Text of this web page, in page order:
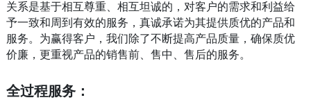
新闻动态
售后服务
关系是基于相互尊重、相互坦诚的，对客户的需求和利益给
予一致和周到有效的服务，真诚承诺为其提供质优的产品和
服务。为赢得客户，我们除了不断提高产品质量，确保质优
价廉，更重视产品的销售前、售中、售后的服务。
全过程服务：